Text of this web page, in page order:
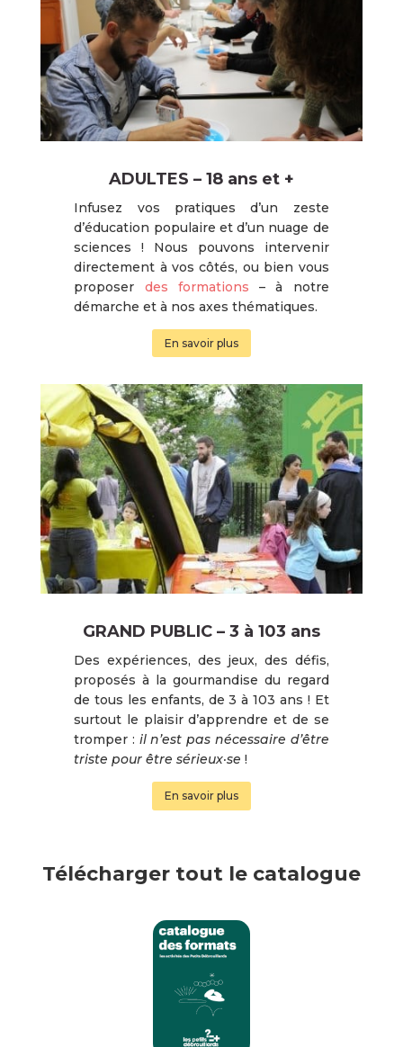
ADULTES – 18 ans et +
Infusez vos pratiques d’un zeste
d’éducation populaire et d’un nuage de
sciences ! Nous pouvons intervenir
directement à vos côtés, ou bien vous
proposer des formations – à notre
démarche et à nos axes thématiques.
En savoir plus
GRAND PUBLIC – 3 à 103 ans
Des expériences, des jeux, des défis,
proposés à la gourmandise du regard
de tous les enfants, de 3 à 103 ans ! Et
surtout le plaisir d’apprendre et de se
tromper : il n’est pas nécessaire d’être
triste pour être sérieux·se!
En savoir plus
Télécharger tout le catalogue